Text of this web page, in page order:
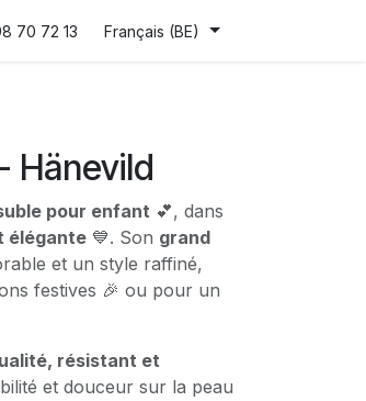
70 72 13 Français (BE)
Hänevild
pour enfant 💕, dans
élégante 💙. Son grand
et un style raffiné,
festives 🎉 ou pour un
résistant et
et douceur sur la peau